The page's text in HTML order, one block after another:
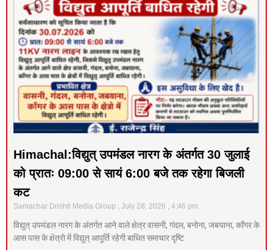
Himachal:विद्युत् उपमंडल नारग के अंतर्गत 30 जुलाई
को प्रातः 09:00 से सायं 6:00 बजे तक रहेगा बिजली
कट
Samachar Drishti Media Group July 28, 2026 4:46 pm
विद्युत् उपमंडल नारग के अंतर्गत आने वाले क्षेत्र वासनी, गंदल, बनोना, जबयाना, काँगर के
आस पास के क्षेत्रो में विद्युत् आपूर्ति रहेगी बाधित समाचार दृष्टि